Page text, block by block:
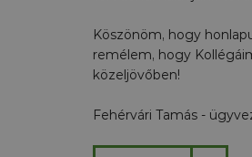
Köszönöm, hogy
remélem, hogy
közeljövőben!
Fehérvári Tamás -